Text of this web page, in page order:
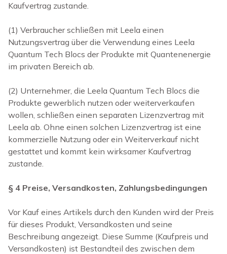
Kaufvertrag zustande.
(1) Verbraucher schließen mit Leela einen
Nutzungsvertrag über die Verwendung eines Leela
Quantum Tech Blocs der Produkte mit Quantenenergie
im privaten Bereich ab.
(2) Unternehmer, die Leela Quantum Tech Blocs die
Produkte gewerblich nutzen oder weiterverkaufen
wollen, schließen einen separaten Lizenzvertrag mit
Leela ab. Ohne einen solchen Lizenzvertrag ist eine
kommerzielle Nutzung oder ein Weiterverkauf nicht
gestattet und kommt kein wirksamer Kaufvertrag
zustande.
§ 4 Preise, Versandkosten, Zahlungsbedingungen
Vor Kauf eines Artikels durch den Kunden wird der Preis
für dieses Produkt, Versandkosten und seine
Beschreibung angezeigt. Diese Summe (Kaufpreis und
Versandkosten) ist Bestandteil des zwischen dem